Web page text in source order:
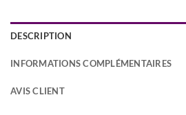
DESCRIPTION
INFORMATIONS COMPLÉMENTAIRES
AVIS CLIENT